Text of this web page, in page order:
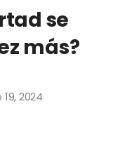
se
más?
2024